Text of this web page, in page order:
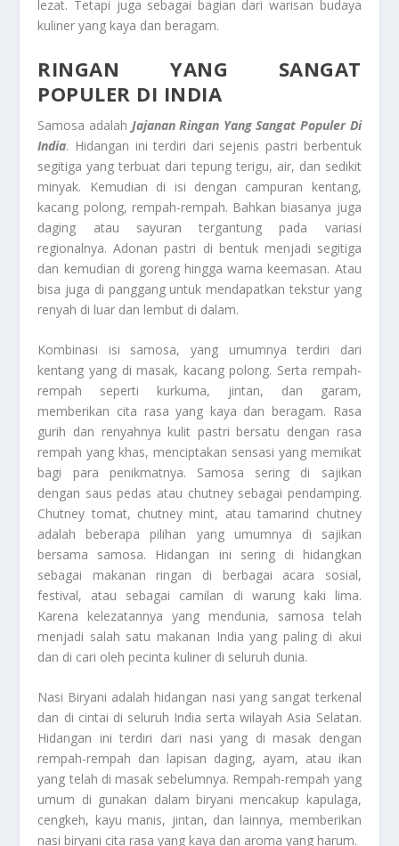
lezat. Tetapi juga sebagai bagian dari warisan budaya
kuliner yang kaya dan beragam.
RINGAN YANG SANGAT
POPULER DI INDIA
Samosa adalah Jajanan Ringan Yang Sangat Populer Di
India. Hidangan ini terdiri dari sejenis pastri berbentuk
segitiga yang terbuat dari tepung terigu, air, dan sedikit
minyak. Kemudian di isi dengan campuran kentang,
kacang polong, rempah-rempah. Bahkan biasanya juga
daging atau sayuran tergantung pada variasi
regionalnya. Adonan pastri di bentuk menjadi segitiga
dan kemudian di goreng hingga warna keemasan. Atau
bisa juga di panggang untuk mendapatkan tekstur yang
renyah di luar dan lembut di dalam.
Kombinasi isi samosa, yang umumnya terdiri dari
kentang yang di masak, kacang polong. Serta rempah-
rempah seperti kurkuma, jintan, dan garam,
memberikan cita rasa yang kaya dan beragam. Rasa
gurih dan renyahnya kulit pastri bersatu dengan rasa
rempah yang khas, menciptakan sensasi yang memikat
bagi para penikmatnya. Samosa sering di sajikan
dengan saus pedas atau chutney sebagai pendamping.
Chutney tomat, chutney mint, atau tamarind chutney
adalah beberapa pilihan yang umumnya di sajikan
bersama samosa. Hidangan ini sering di hidangkan
sebagai makanan ringan di berbagai acara sosial,
festival, atau sebagai camilan di warung kaki lima.
Karena kelezatannya yang mendunia, samosa telah
menjadi salah satu makanan India yang paling di akui
dan di cari oleh pecinta kuliner di seluruh dunia.
Nasi Biryani adalah hidangan nasi yang sangat terkenal
dan di cintai di seluruh India serta wilayah Asia Selatan.
Hidangan ini terdiri dari nasi yang di masak dengan
rempah-rempah dan lapisan daging, ayam, atau ikan
yang telah di masak sebelumnya. Rempah-rempah yang
umum di gunakan dalam biryani mencakup kapulaga,
cengkeh, kayu manis, jintan, dan lainnya, memberikan
nasi biryani cita rasa yang kaya dan aroma yang harum.